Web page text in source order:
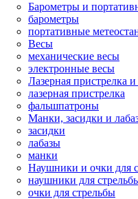
Барометры и
барометры
портативные
Весы
механические весы
электронные весы
Лазерная пристрелка
лазерная пристрелка
фальшпатроны
Манки, засидки и
засидки
лабазы
манки
Наушники и очки для
наушники для
очки для стрельбы